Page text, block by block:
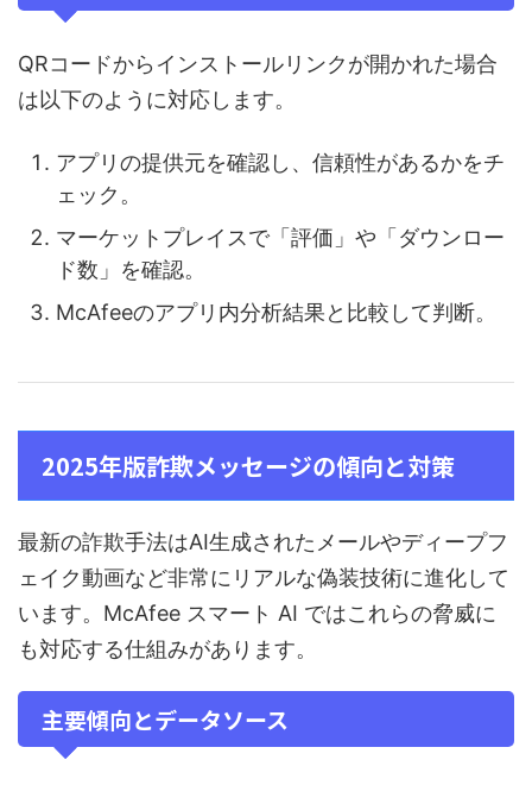
QRコードからインストールリンクが開かれた場合
は以下のように対応します。
アプリの提供元を確認し、信頼性があるかをチ
ェック。
マーケットプレイスで「評価」や「ダウンロー
ド数」を確認。
McAfeeのアプリ内分析結果と比較して判断。
2025年版詐欺メッセージの傾向と対策
最新の詐欺手法はAI生成されたメールやディープフ
ェイク動画など非常にリアルな偽装技術に進化して
います。McAfee スマート AI ではこれらの脅威に
も対応する仕組みがあります。
主要傾向とデータソース